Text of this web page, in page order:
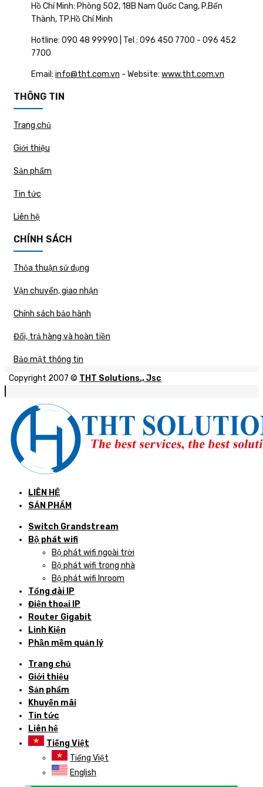
Hồ Chí Minh: Phòng 502, 18B Nam Quốc Cang, P.Bến
Thành, TP.Hồ Chí Minh
Hotline: 090 48 99990 | Tel : 096 450 7700 - 096 452
7700
Email: info@tht.com.vn - Website: www.tht.com.vn
THÔNG TIN
Trang chủ
Giới thiệu
Sản phẩm
Tin tức
Liên hệ
CHÍNH SÁCH
Thỏa thuận sử dụng
Vận chuyển, giao nhận
Chính sách bảo hành
Đổi, trả hàng và hoàn tiền
Bảo mật thông tin
Copyright 2007 © THT Solutions., Jsc
LIÊN HỆ
SẢN PHẨM
Switch Grandstream
Bộ phát wifi
Bộ phát wifi ngoài trời
Bộ phát wifi trong nhà
Bộ phát wifi Inroom
Tổng đài IP
Điện thoại IP
Router Gigabit
Linh Kiện
Phần mềm quản lý
Trang chủ
Giới thiệu
Sản phẩm
Khuyến mãi
Tin tức
Liên hệ
Tiếng Việt
Tiếng Việt
English